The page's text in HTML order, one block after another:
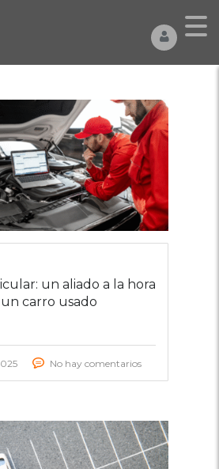
un aliado a la hora
carro usado
No hay comentarios